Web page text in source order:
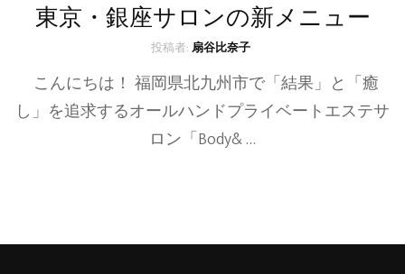
東京・銀座サロンの新メニュー
投稿者:扇谷比奈子
こんにちは！ 福岡県北九州市で「結果」と「癒
し」を追求するオールハンドプライベートエステサ
ロン「Body& …